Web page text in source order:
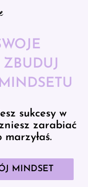
sukcesy w
zarabiać
MINDSET